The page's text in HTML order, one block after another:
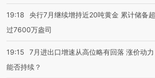
19:18
央行7月继续增持近20吨黄金 累计储备超
过7600万盎司
19:15
7月进出口增速从高位略有回落 涨价动力
能否持续？